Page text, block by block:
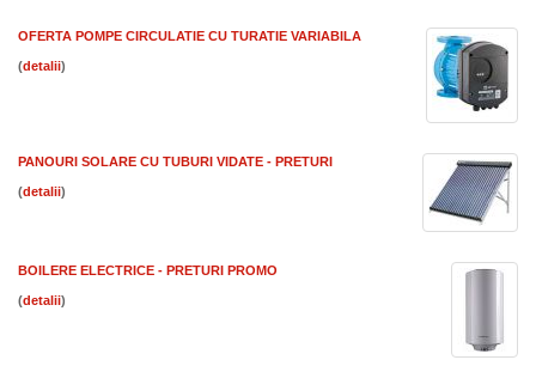
OFERTA POMPE CIRCULATIE CU TURATIE VARIABILA
( )
PANOURI SOLARE CU TUBURI VIDATE - PRETURI
( )
BOILERE ELECTRICE - PRETURI PROMO
( )